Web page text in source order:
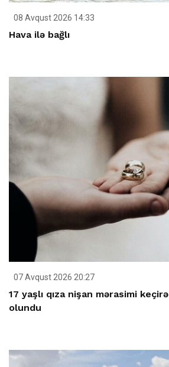
08 Avqust 2026 14:33
Hava ilə bağlı
07 Avqust 2026 20:27
17 yaşlı qıza nişan mərasimi
olundu